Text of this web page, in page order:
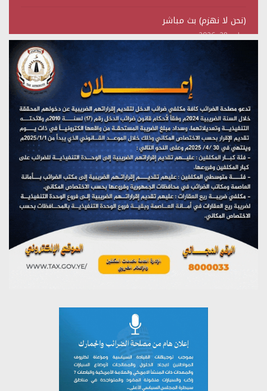
(نحن لا نهزم) بث مباشر
يوليو 28, 2026
تستمعون لبرنامج (هندسة الوهم)
مؤتمر صحفي لمركز عين الإنسانية حول جرائم تحالف العدوان
على اليمن
يوليو 27, 2026
تستمعون لبرنامج (مع السيد القائد)
يوليو 26, 2026
تستمعون لبرنامج (خبر وعلم)
يوليو 26, 2026